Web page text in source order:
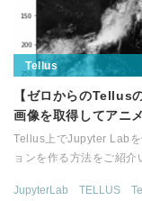
Tellus
【ゼロからの
画像を取得してアニ
Tellus上でJupyter Lab
ョンを作る方法をご紹介
JupyterLab TELLUS